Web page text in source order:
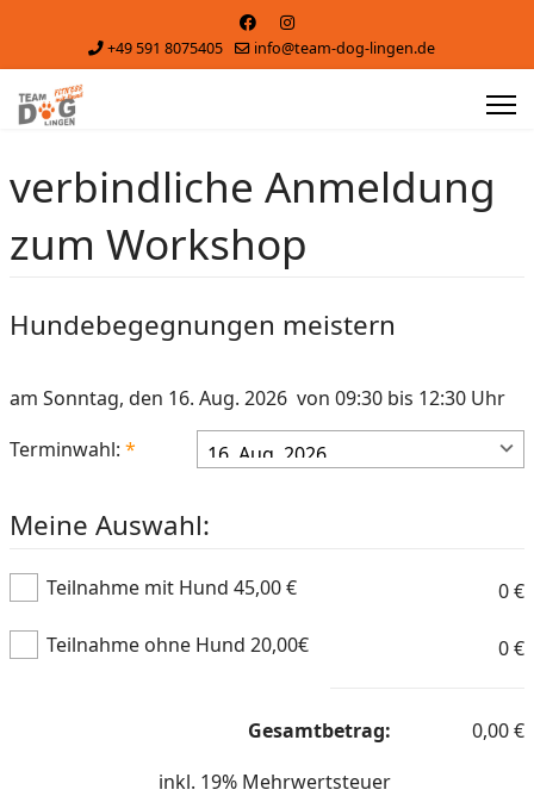
+49 591 8075405 info@team-dog-lingen.de
verbindliche Anmeldung
zum Workshop
Hundebegegnungen meistern
am Sonntag, den 16. Aug. 2026 von 09:30 bis 12:30 Uhr
Terminwahl:
Meine Auswahl:
Teilnahme mit Hund 45,00 € 0€
Teilnahme ohne Hund 20,00€ 0€
Gesamtbetrag: 0,00€
inkl. 19% Mehrwertsteuer